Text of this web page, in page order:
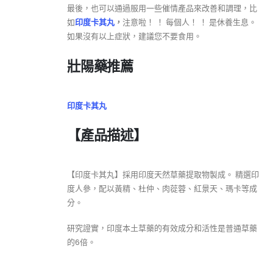
最後，也可以通過服用一些催情產品來改善和調理，比
如印度卡其丸 ， 注意啦！ ！ 每個人！ ！ 是休養生息。
如果沒有以上症狀，建議您不要食用。
壯陽藥推薦
印度卡其丸
【產品描述】
【印度卡其丸】採用印度天然草藥提取物製成。 精選印
度人參，配以黃精、杜仲、肉蓯蓉、紅景天、瑪卡等成
分。
研究證實，印度本土草藥的有效成分和活性是普通草藥
的6倍。